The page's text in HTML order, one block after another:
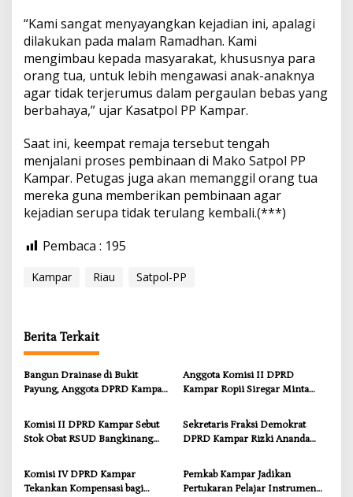
y
B
a
n
g
k
i
a
n
g
“Kami sangat menyayangkan kejadian ini, apalagi
dilakukan pada malam Ramadhan. Kami
mengimbau kepada masyarakat, khususnya para
orang tua, untuk lebih mengawasi anak-anaknya
agar tidak terjerumus dalam pergaulan bebas yang
berbahaya,” ujar Kasatpol PP Kampar.
Saat ini, keempat remaja tersebut tengah
menjalani proses pembinaan di Mako Satpol PP
Kampar. Petugas juga akan memanggil orang tua
mereka guna memberikan pembinaan agar
kejadian serupa tidak terulang kembali.(***)
Pembaca : 195
Kampar Riau Satpol-PP
Berita Terkait
Bangun Drainase di Bukit
Payung, Anggota DPRD Kampar
Infrastruktur yang Menyentuh
Kebutuhan Dasar
Anggota Komisi II DPRD
Kampar Ropii Siregar Minta
Ancaman Kekosongan Obat
demi Wujudkan Kampar Dihati
Komisi II DPRD Kampar Sebut
Stok Obat RSUD Bangkinang
Sekretaris Fraksi Demokrat
DPRD Kampar Rizki Ananda
dan Kompensasi untuk Warga
Sungai Tapung
Komisi IV DPRD Kampar
Tekankan Kompensasi bagi
Pemkab Kampar Jadikan
Pertukaran Pelajar Instrumen